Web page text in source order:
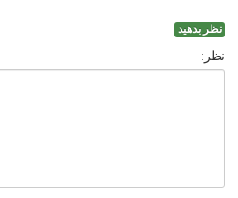
نظر بدهید
نظر: